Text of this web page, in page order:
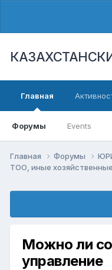
Главная
Форумы Events
Главная Форумы
ТОО, иные
Можно ли
управление